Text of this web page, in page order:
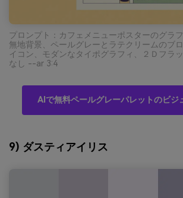
プロンプト：カフェメニューポスターのグラ
無地背景、ペールグレーとラテクリームのブ
イコン、モダンなタイポグラフィ、２Ｄフラ
なし --ar 3:4
AIで無料ペールグレーパレットのビジ
9) ダスティアイリス